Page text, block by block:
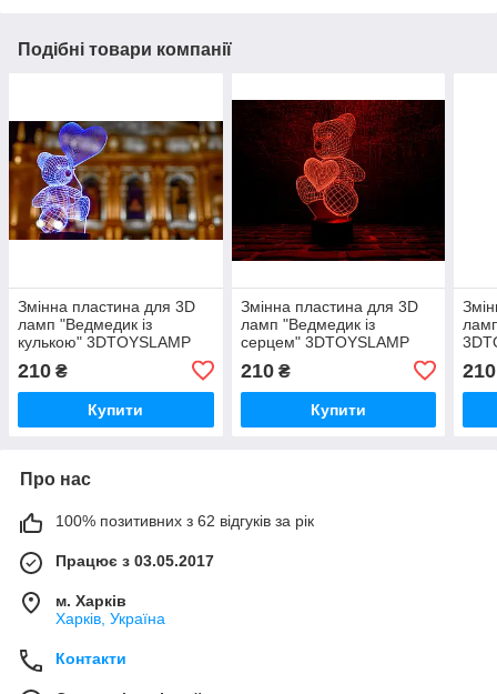
Подібні товари компанії
Змінна пластина для 3D
ламп "Ведмедик із
кулькою" 3DTOYSLAMP
210 ₴
Купити
Змінна пластина для 3D
ламп "Ведмедик із
серцем" 3DTOYSLAMP
210₴
Купити
210
Про нас
100% позитивних з 62 відгуків за рік
Працює з 03.05.2017
м. Харків
Харків, Україна
Контакти